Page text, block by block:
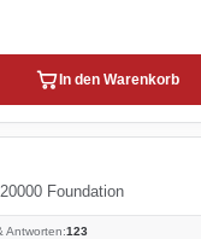
In den Warenkorb
Foundation
Antworten:123